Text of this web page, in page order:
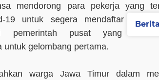
mendorong para pekerja yang
19 untuk segera mendaftar
pemerintah pusat yang telah
untuk gelombang pertama.
warga Jawa Timur dalam